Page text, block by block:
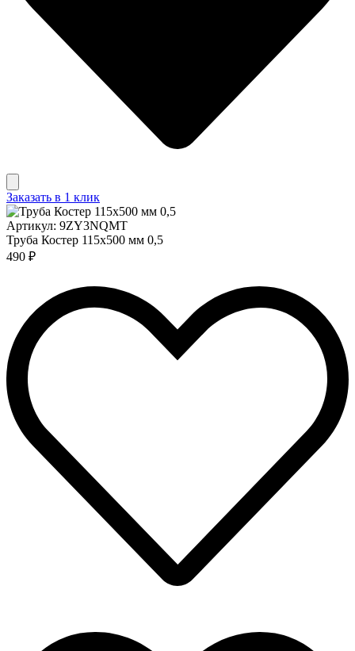
Заказать в 1 клик
Артикул: 9ZY3NQMT
Труба Костер 115х500 мм 0,5
490 ₽